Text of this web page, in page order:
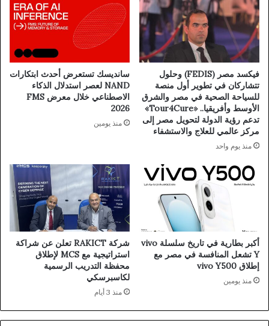
فيكسد مصر (FEDIS) وحلول
تتشاركان في تطوير أول منصة
للسياحة الصحية في مصر والشرق
الأوسط وأفريقيا.. «Tour4Cure»
تدعم رؤية الدولة لتحويل مصر إلى
مركز عالمي للعلاج والاستشفاء
منذ يوم واحد
سانديسك تستعرض أحدث ابتكارات
NAND لعصر استدلال الذكاء
الاصطناعي خلال معرض FMS
2026
منذ يومين
أكبر بطارية في تاريخ سلسلة vivo
Y تشعل المنافسة في مصر مع
إطلاق vivo Y500
منذ يومين
شركة RAKICT تعلن عن شراكة
استراتيجية مع MCS لإطلاق
محفظة التدريب الرسمية
لكاسبرسكي
منذ 3 أيام